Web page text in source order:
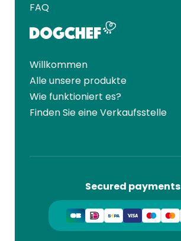
FAQ
Willkommen
Alle unsere produkte
Wie funktioniert es?
Finden Sie eine Verkaufsstelle
Secured payments